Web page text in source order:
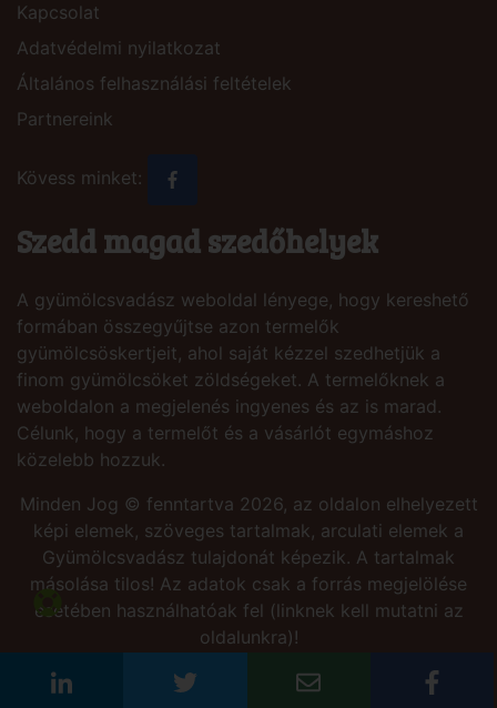
Kapcsolat
Adatvédelmi nyilatkozat
Általános felhasználási feltételek
Partnereink
Kövess minket:
Szedd magad szedőhelyek
A gyümölcsvadász weboldal lényege, hogy kereshető
formában összegyűjtse azon termelők
gyümölcsöskertjeit, ahol saját kézzel szedhetjük a
finom gyümölcsöket zöldségeket. A termelőknek a
weboldalon a megjelenés ingyenes és az is marad.
Célunk, hogy a termelőt és a vásárlót egymáshoz
közelebb hozzuk.
Minden Jog © fenntartva 2026, az oldalon elhelyezett
képi elemek, szöveges tartalmak, arculati elemek a
Gyümölcsvadász tulajdonát képezik. A tartalmak
másolása tilos! Az adatok csak a forrás megjelölése
esetében használhatóak fel (linknek kell mutatni az
oldalunkra)!
PresSoft